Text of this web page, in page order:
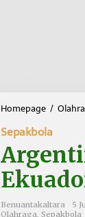
Homepage /
Sepakbola
Benuantakaltara
5
Olahraga Sepakbola